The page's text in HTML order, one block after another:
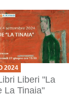
2024
Liberi "La
La Tinaia"